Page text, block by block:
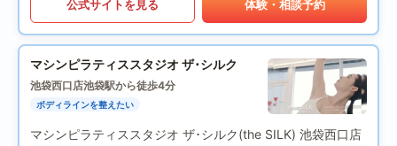
公式サイトを見る 体験・相談予約
マシンピラティススタジオ ザ･シルク
池袋西口店池袋駅から徒歩4分
ボディラインを整えたい
マシンピラティススタジオ ザ･シルク(the SILK) 池袋西口店